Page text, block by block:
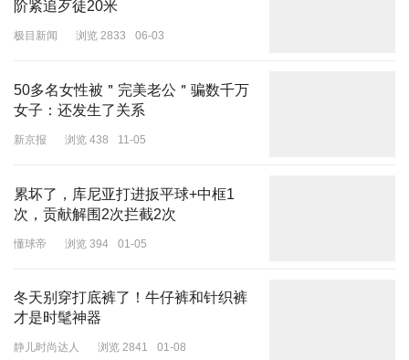
联、CarPlay、CarLink、HiCar，安卓生态应用宝等。其中车机搭载
元神AI语音大模型，实现AI闲聊、AI百科、AI用车专家、音乐随心
搜、AI随行指问，大幅度提升车机交互功能。新系统支持搭载8155
阶紧追歹徒20米
极目新闻 浏览 2833 06-03
50多名女性被＂完美老公＂骗数千万
女子：还发生了关系
新京报 浏览 438 11-05
累坏了，库尼亚打进扳平球+中框1
次，贡献解围2次拦截2次
懂球帝 浏览 394 01-05
冬天别穿打底裤了！牛仔裤和针织裤
才是时髦神器
静儿时尚达人 浏览 2841 01-08